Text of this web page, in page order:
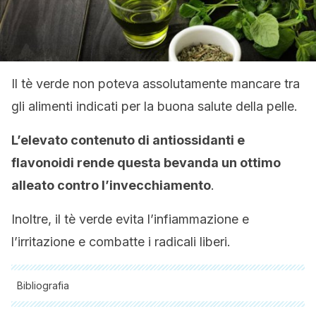
Il tè verde non poteva assolutamente mancare tra
gli alimenti indicati per la buona salute della pelle.
L’elevato contenuto di antiossidanti e
flavonoidi rende questa bevanda un ottimo
alleato contro l’invecchiamento.
Inoltre, il tè verde evita l’infiammazione e
l’irritazione e combatte i radicali liberi.
Bibliografia
Tutte le fonti citate sono state esaminate a fondo dal nostro